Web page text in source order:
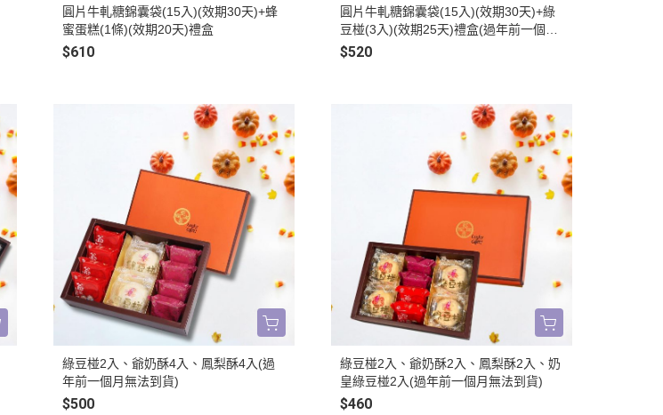
圓片牛軋糖錦囊袋(15入)(效期30天)+蜂
蜜蛋糕(1條)(效期20天)禮盒
$610
圓片牛軋糖錦囊袋(15入)(效期30天)+綠
豆椪(3入)(效期25天)禮盒(過年前一個月
無法到貨)
$520
綠豆椪2入、爺奶酥4入、鳳梨酥4入(過
年前一個月無法到貨)
$500
綠豆椪2入、爺奶酥2入、鳳梨酥2入、奶
皇綠豆椪2入(過年前一個月無法到貨)
$460